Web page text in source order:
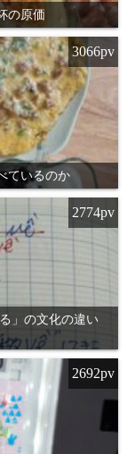
の原価
ているのか
3066pv
」の文化の違い
2774pv
2692pv